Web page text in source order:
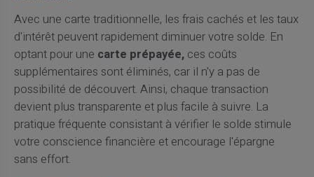
Avec une carte traditionnelle, les frais cachés et les taux
d'intérêt peuvent rapidement diminuer votre solde. En
optant pour une carte prépayée,ces coûts
supplémentaires sont éliminés, car il n'y a pas de
possibilité de découvert. Ainsi, chaque transaction
devient plus transparente et plus facile à suivre. La
pratique fréquente consistant à vérifier le solde stimule
votre conscience financière et encourage l'épargne
sans effort.